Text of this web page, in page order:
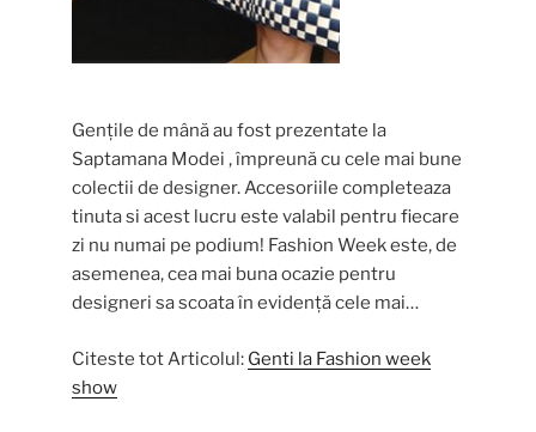
Gențile de mână au fost prezentate la
Saptamana Modei , împreună cu cele mai bune
colectii de designer. Accesoriile completeaza
tinuta si acest lucru este valabil pentru fiecare
zi nu numai pe podium! Fashion Week este, de
asemenea, cea mai buna ocazie pentru
designeri sa scoata în evidență cele mai…
Citeste tot Articolul: Genti la Fashion week
show